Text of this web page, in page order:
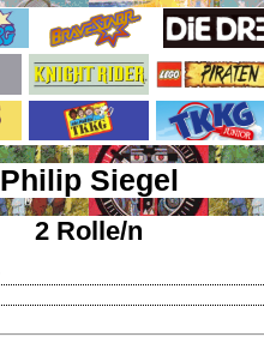
Philip Siegel
2 Rolle/n